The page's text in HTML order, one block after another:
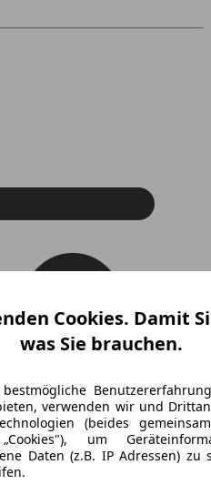
Cookies. Damit
was Sie brauchen.
verwenden wir und
(beides
um
Daten (z.B. IP Adressen) zu